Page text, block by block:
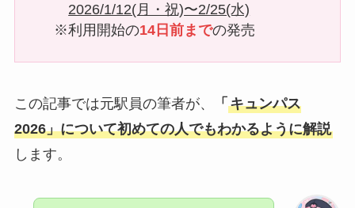
2026/1/12(月・祝)〜2/25(水)
※利用開始の14日前までの発売
この記事では元駅員の筆者が、 「 キュンパス
2026」について初めての人でもわかるように解説
します。